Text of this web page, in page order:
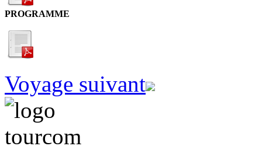
PROGRAMME
Voyage suivant